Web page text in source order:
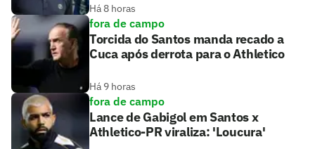
Há 8 horas
fora de campo
Torcida do Santos manda recado a
Cuca após derrota para o Athletico
Há 9 horas
fora de campo
Lance de Gabigol em Santos x
Athletico-PR viraliza: 'Loucura'